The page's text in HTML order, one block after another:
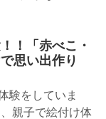
！「赤べこ・
思い出作り
験をしていま
親子で絵付け体